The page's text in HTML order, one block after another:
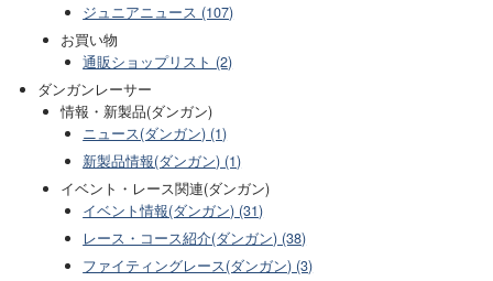
ジュニアニュース (107)
お買い物
通販ショップリスト (2)
ダンガンレーサー
情報・新製品(ダンガン)
ニュース(ダンガン) (1)
新製品情報(ダンガン) (1)
イベント・レース関連(ダンガン)
イベント情報(ダンガン) (31)
レース・コース紹介(ダンガン) (38)
ファイティングレース(ダンガン) (3)